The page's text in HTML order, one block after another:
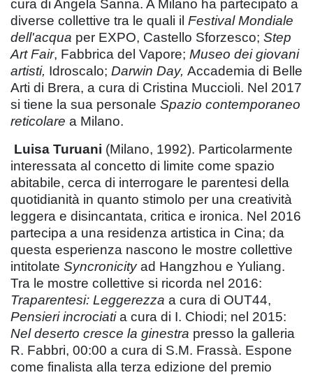
cura di Angela Sanna. A Milano ha partecipato a
diverse collettive tra le quali il Festival Mondiale
dell'acqua per EXPO, Castello Sforzesco; Step
Art Fair, Fabbrica del Vapore; Museo dei giovani
artisti, Idroscalo; Darwin Day, Accademia di Belle
Arti di Brera, a cura di Cristina Muccioli. Nel 2017
si tiene la sua personale Spazio contemporaneo
reticolare a Milano.
Luisa Turuani (Milano, 1992). Particolarmente
interessata al concetto di limite come spazio
abitabile, cerca di interrogare le parentesi della
quotidianità in quanto stimolo per una creatività
leggera e disincantata, critica e ironica. Nel 2016
partecipa a una residenza artistica in Cina; da
questa esperienza nascono le mostre collettive
intitolate Syncronicityad Hangzhou e Yuliang.
Tra le mostre collettive si ricorda nel 2016:
Traparentesi: Leggerezza a cura di OUT44,
Pensieri incrociatia cura di I. Chiodi; nel 2015:
Nel deserto cresce la ginestra presso la galleria
R. Fabbri, 00:00 a cura di S.M. Frassà. Espone
come finalista alla terza edizione del premio